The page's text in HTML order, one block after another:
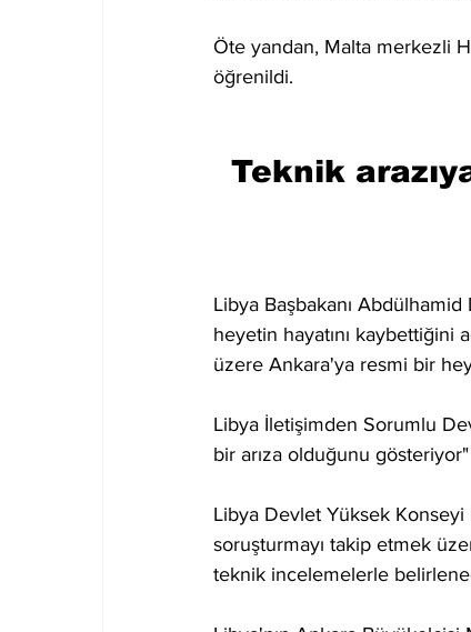
Öte yandan, Malta merkezli
öğrenildi.
Teknik
Libya Başbakanı
heyetin hayatını kaybettiğini
üzere Ankara'ya resmi bir
Libya İletişimden Sorumlu
bir arıza olduğunu gösteriyor"
Libya Devlet Yüksek Konseyi
soruşturmayı takip etmek
teknik incelemelerle